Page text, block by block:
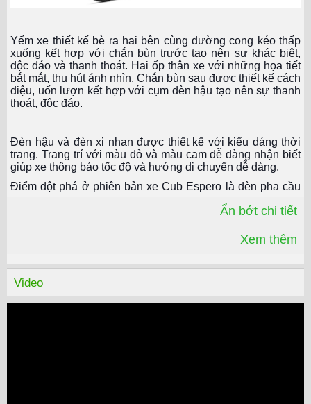
Yếm xe thiết kế bè ra hai bên cùng đường cong kéo thấp
xuống kết hợp với chắn bùn trước tạo nên sự khác biệt,
độc đáo và thanh thoát. Hai ốp thân xe với những họa tiết
bắt mắt, thu hút ánh nhìn. Chắn bùn sau được thiết kế cách
điệu, uốn lượn kết hợp với cụm đèn hậu tạo nên sự thanh
thoát, độc đáo.
Đèn hậu và đèn xi nhan được thiết kế với kiểu dáng thời
trang. Trang trí với màu đỏ và màu cam dễ dàng nhận biết
giúp xe thông báo tốc độ và hướng di chuyển dễ dàng.
Điểm đột phá ở phiên bản xe Cub Espero là đèn pha cầu
rộng hơn. Đèn pha Cub Espero có thể hoạt động tốt ở 2
xứng giúp thông báo hướng di chuyển của xe dễ dàng.
với xe máy Honda. Giúp người dùng điều khiển dễ dàng
hơn. Bảng đồng hồ Analog đơn giản, hiển thị đầy đủ thông
Ẩn bớt chi tiết
Xem thêm
Video